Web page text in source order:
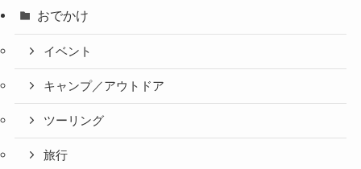
おでかけ
イベント
キャンプ／アウトドア
ツーリング
旅行